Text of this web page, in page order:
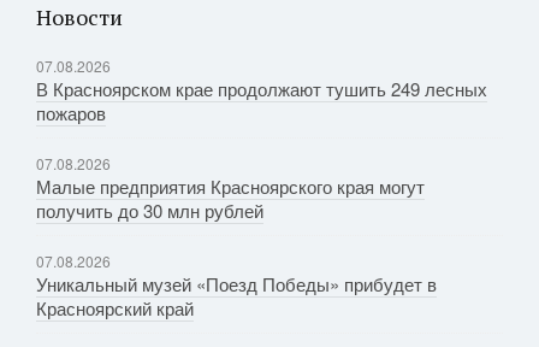
Новости
07.08.2026
В Красноярском крае продолжают тушить 249 лесных
пожаров
07.08.2026
Малые предприятия Красноярского края могут
получить до 30 млн рублей
07.08.2026
Уникальный музей «Поезд Победы» прибудет в
Красноярский край